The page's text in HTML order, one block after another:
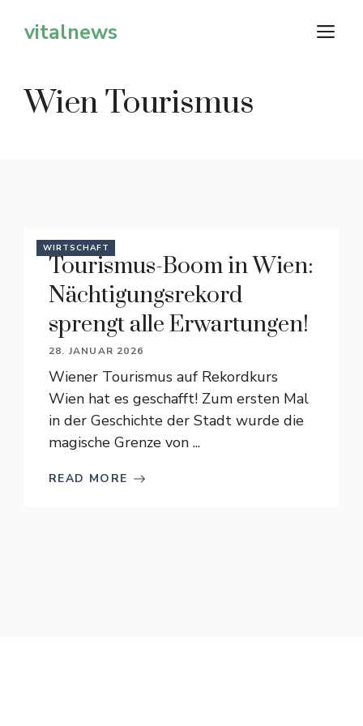
Inhaltvitalnews
Wien Tourismus
WIRTSCHAFT
Tourismus-Boom in Wien:
Nächtigungsrekord
sprengt alle Erwartungen!
28. JANUAR 2026
Wiener Tourismus auf Rekordkurs
Wien hat es geschafft! Zum ersten Mal
in der Geschichte der Stadt wurde die
magische Grenze von ...
READ MORE